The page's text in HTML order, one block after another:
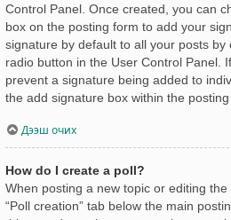
Control Panel. Once created, you can
box on the posting form to add your
signature by default to all your posts by
radio button in the User Control Panel.
prevent a signature being added to
the add signature box within the posting
Дээш очих
How do I create a poll?
When posting a new topic or editing
“Poll creation” tab below the main